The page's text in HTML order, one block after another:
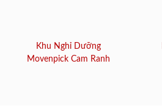
Khu Nghỉ Dưỡng
Movenpick Cam Ranh